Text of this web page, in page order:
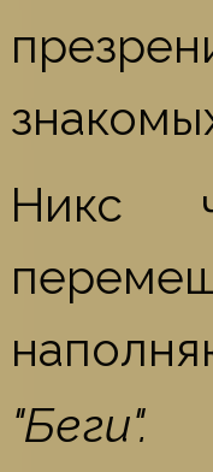
Никс
"Беги".